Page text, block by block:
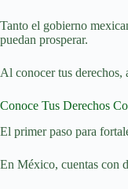
Tanto el gobierno
puedan prosperar.
Al conocer tus derechos,
Conoce Tus Derechos
El primer paso para
En México, cuentas con